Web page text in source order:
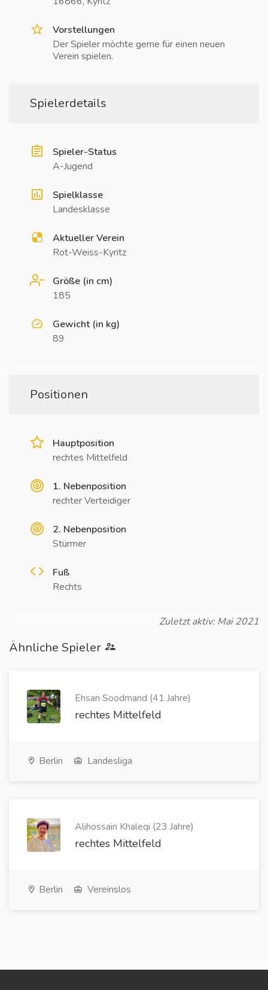
Vorstellungen
Der Spieler möchte gerne für einen neuen
Verein spielen.
Spielerdetails
Spieler-Status
A-Jugend
Spielklasse
Landesklasse
Aktueller Verein
Rot-Weiss-Kyritz
Größe (in cm)
185
Gewicht (in kg)
89
Positionen
Hauptposition
rechtes Mittelfeld
1. Nebenposition
rechter Verteidiger
2. Nebenposition
Stürmer
Fuß
Rechts
Zuletzt aktiv: Mai 2021
Ähnliche Spieler
Ehsan Soodmand (41 Jahre)
rechtes Mittelfeld
Berlin Landesliga
Alihossain Khaleqi (23 Jahre)
rechtes Mittelfeld
Berlin Vereinslos